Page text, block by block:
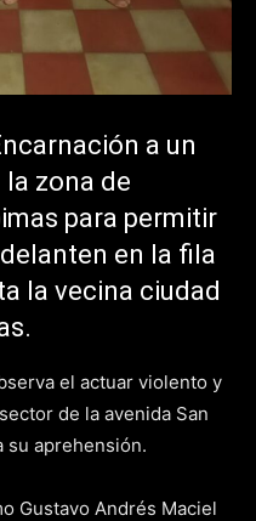
a un
zona de
para permitir
en la fila
la vecina ciudad
el actuar violento y
de la avenida San
su aprehensión.
Gustavo Andrés Maciel